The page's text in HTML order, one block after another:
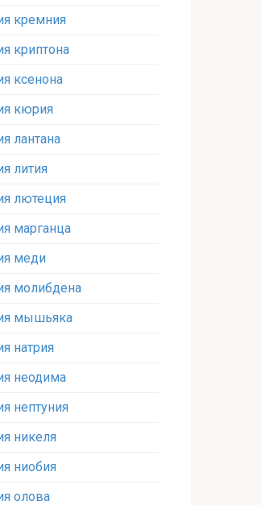
кремния‎
криптона‎
ксенона‎
кюрия
лантана‎
лития‎
лютеция‎
марганца‎
меди
молибдена‎
мышьяка‎
натрия‎
неодима‎
нептуния‎
никеля‎
ниобия‎
олова‎